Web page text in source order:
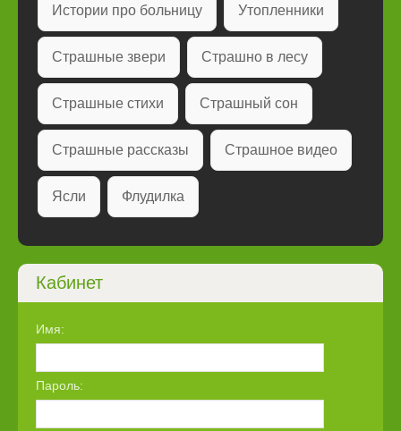
Истории про больницу Утопленники
Страшные звери Страшно в лесу
Страшные стихи Страшный сон
Страшные рассказы Страшное видео
Ясли Флудилка
Кабинет
Имя:
Пароль: